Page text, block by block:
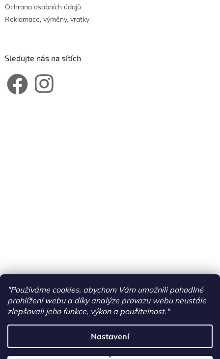
"Používáme cookies, abychom Vám umožnili pohodlné
prohlížení webu a díky analýze provozu webu neustále
zlepšovali jeho funkce, výkon a použitelnost."
Nastavení
Ochrana osobních údajů
Reklamace, výměny, vratky
Sledujte nás na sítích
Vytvořil Shoptet